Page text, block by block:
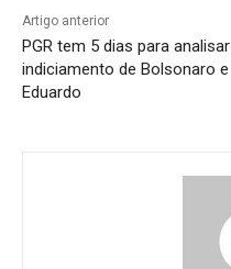
Artigo anterior
PGR tem 5 dias para analisar
indiciamento de Bolsonaro e
Eduardo